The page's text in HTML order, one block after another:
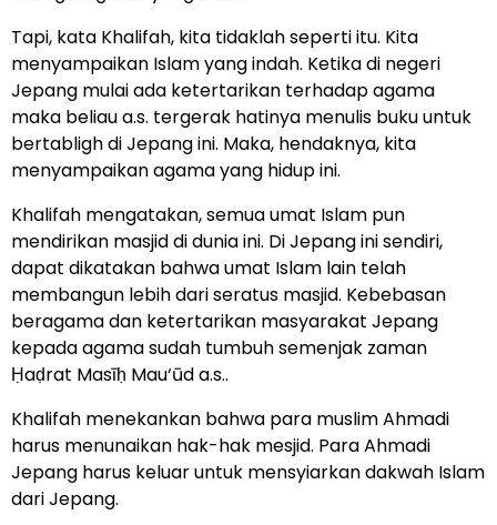
Tapi, kata Khalifah, kita tidaklah seperti itu. Kita
menyampaikan Islam yang indah. Ketika di negeri
Jepang mulai ada ketertarikan terhadap agama
maka beliau a.s. tergerak hatinya menulis buku untuk
bertabligh di Jepang ini. Maka, hendaknya, kita
menyampaikan agama yang hidup ini.
Khalifah mengatakan, semua umat Islam pun
mendirikan masjid di dunia ini. Di Jepang ini sendiri,
dapat dikatakan bahwa umat Islam lain telah
membangun lebih dari seratus masjid. Kebebasan
beragama dan ketertarikan masyarakat Jepang
kepada agama sudah tumbuh semenjak zaman
Ḥaḍrat Masīḥ Mau‘ūd a.s..
Khalifah menekankan bahwa para muslim Ahmadi
harus menunaikan hak-hak mesjid. Para Ahmadi
Jepang harus keluar untuk mensyiarkan dakwah Islam
dari Jepang.